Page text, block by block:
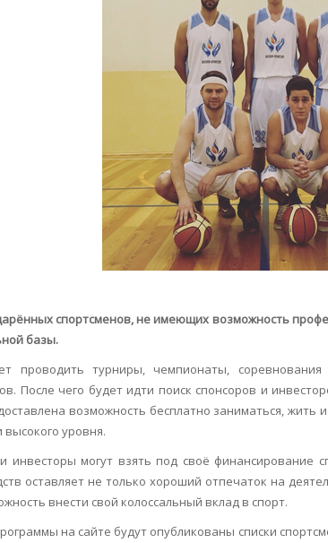
спортсменов, не имеющих возможность
базы.
проводить турниры, чемпионаты,
После чего будет идти поиск спонсоров и
возможность бесплатно заниматься, жить
уровня.
инвесторы могут взять под своё финансирование
оставляет не только хороший отпечаток на
внести свой колоссальный вклад в спорт.
на сайте будут опубликованы списки